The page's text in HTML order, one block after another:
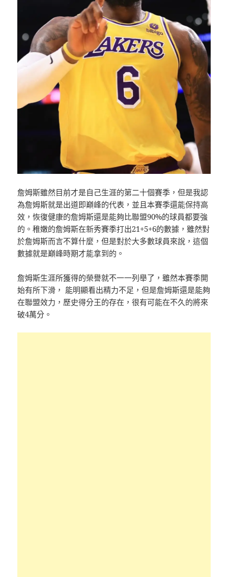
詹姆斯雖然目前才是自己生涯的第二十個賽季，但是我認
為詹姆斯就是出道即巔峰的代表，並且本賽季還能保持高
效，恢復健康的詹姆斯還是能夠比聯盟90%的球員都要強
的。稚嫩的詹姆斯在新秀賽季打出21+5+6的數據，雖然對
於詹姆斯而言不算什麼，但是對於大多數球員來說，這個
數據就是巔峰時期才能拿到的。
詹姆斯生涯所獲得的榮譽就不一一列舉了，雖然本賽季開
始有所下滑， 能明顯看出精力不足，但是詹姆斯還是能夠
在聯盟效力，歷史得分王的存在，很有可能在不久的將來
破4萬分。